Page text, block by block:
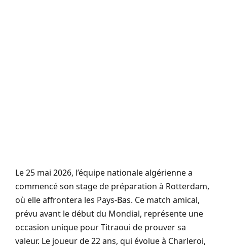
Le 25 mai 2026, l’équipe nationale algérienne a
commencé son stage de préparation à Rotterdam,
où elle affrontera les Pays-Bas. Ce match amical,
prévu avant le début du Mondial, représente une
occasion unique pour Titraoui de prouver sa
valeur. Le joueur de 22 ans, qui évolue à Charleroi,